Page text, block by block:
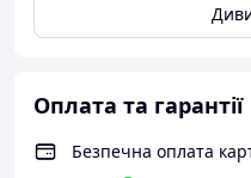
Оплата та гарантії
Безпечна оплата